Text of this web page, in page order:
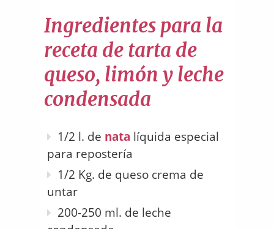
Ingredientes para la
receta de tarta de
queso, limón y leche
condensada
1/2 l. de nata líquida especial
para repostería
1/2 Kg. de queso crema de
untar
200-250 ml. de leche